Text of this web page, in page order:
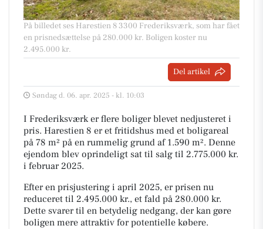
På billedet ses Harestien 8 3300 Frederiksværk, som har fået
en prisnedsættelse på 280.000 kr. Boligen koster nu
2.495.000 kr.
Del artikel
Søndag d. 06. apr. 2025 - kl. 10:03
I Frederiksværk er flere boliger blevet nedjusteret i
pris. Harestien 8 er et fritidshus med et boligareal
på 78 m² på en rummelig grund af 1.590 m². Denne
ejendom blev oprindeligt sat til salg til 2.775.000 kr.
i februar 2025.
Efter en prisjustering i april 2025, er prisen nu
reduceret til 2.495.000 kr., et fald på 280.000 kr.
Dette svarer til en betydelig nedgang, der kan gøre
boligen mere attraktiv for potentielle købere.